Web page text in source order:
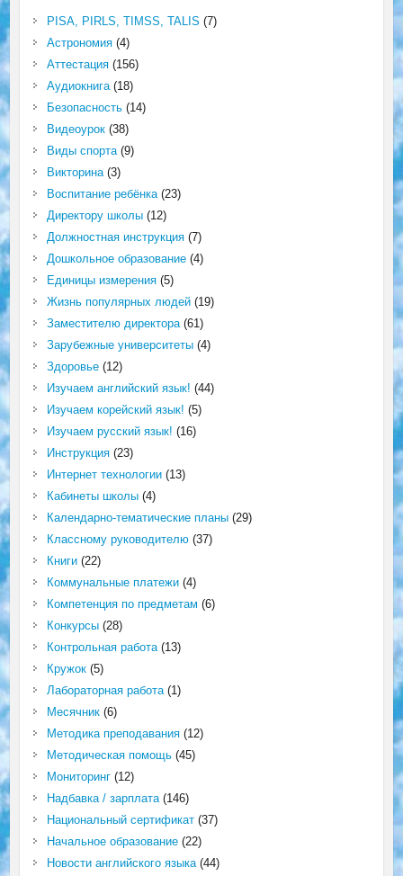
PISA, PIRLS, TIMSS, TALIS (7)
Астрономия(4)
Аттестация(156)
Аудиокнига(18)
Безопасность(14)
Видеоурок(38)
Виды спорта(9)
Викторина(3)
Воспитание ребёнка(23)
Директору школы(12)
Должностная инструкция(7)
Дошкольное образование(4)
Единицы измерения(5)
Жизнь популярных людей(19)
Заместителю директора(61)
Зарубежные университеты(4)
Здоровье(12)
Изучаем английский язык! (44)
Изучаем корейский язык! (5)
Изучаем русский язык! (16)
Инструкция(23)
Интернет технологии(13)
Кабинеты школы(4)
Календарно-тематические планы(29)
Классному руководителю(37)
Книги(22)
Коммунальные платежи(4)
Компетенция по предметам (6)
Конкурсы(28)
Контрольная работа(13)
Кружок(5)
Лабораторная работа(1)
Месячник(6)
Методика преподавания(12)
Методическая помощь(45)
Мониторинг(12)
Надбавка / зарплата(146)
Национальный сертификат(37)
Начальное образование(22)
Новости английского языка(44)